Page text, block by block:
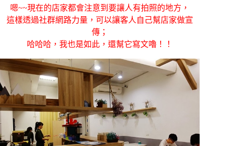
嗯~~現在的店家都會注意到要讓人有拍照的地方，
這樣透過社群網路力量，可以讓客人自己幫店家做宣
傳；
哈哈哈，我也是如此，還幫它寫文嚕！！